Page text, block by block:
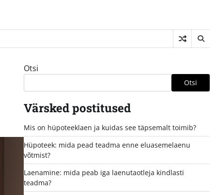
Otsi
Otsi
Värsked postitused
Mis on hüpoteeklaen ja kuidas see täpsemalt toimib?
Hüpoteek: mida pead teadma enne eluasemelaenu
võtmist?
Laenamine: mida peab iga laenutaotleja kindlasti
teadma?